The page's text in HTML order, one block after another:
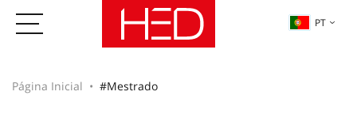
PT
Página Inicial #Mestrado